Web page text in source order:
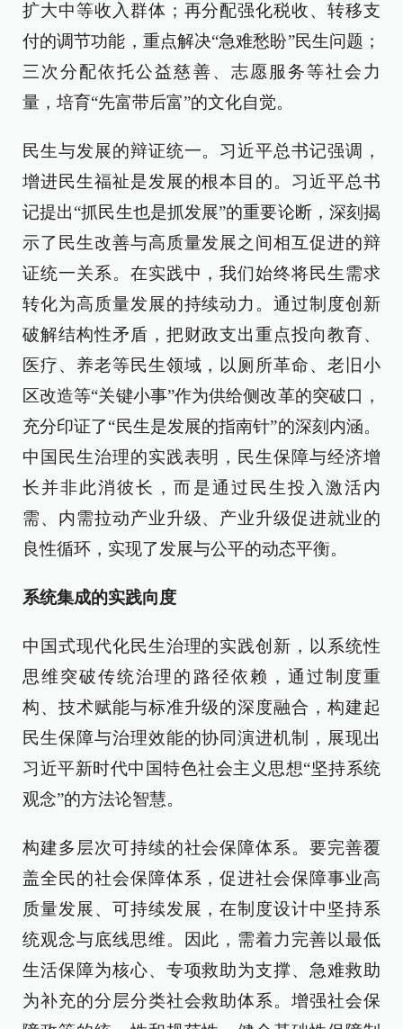
扩大中等收入群体；再分配强化税收、转移支
付的调节功能，重点解决“急难愁盼”民生问题；
三次分配依托公益慈善、志愿服务等社会力
量，培育“先富带后富”的文化自觉。
民生与发展的辩证统一。习近平总书记强调，
增进民生福祉是发展的根本目的。习近平总书
记提出“抓民生也是抓发展”的重要论断，深刻揭
示了民生改善与高质量发展之间相互促进的辩
证统一关系。在实践中，我们始终将民生需求
转化为高质量发展的持续动力。通过制度创新
破解结构性矛盾，把财政支出重点投向教育、
医疗、养老等民生领域，以厕所革命、老旧小
区改造等“关键小事”作为供给侧改革的突破口，
充分印证了“民生是发展的指南针”的深刻内涵。
中国民生治理的实践表明，民生保障与经济增
长并非此消彼长，而是通过民生投入激活内
需、内需拉动产业升级、产业升级促进就业的
良性循环，实现了发展与公平的动态平衡。
系统集成的实践向度
中国式现代化民生治理的实践创新，以系统性
思维突破传统治理的路径依赖，通过制度重
构、技术赋能与标准升级的深度融合，构建起
民生保障与治理效能的协同演进机制，展现出
习近平新时代中国特色社会主义思想“坚持系统
观念”的方法论智慧。
构建多层次可持续的社会保障体系。要完善覆
盖全民的社会保障体系，促进社会保障事业高
质量发展、可持续发展，在制度设计中坚持系
统观念与底线思维。因此，需着力完善以最低
生活保障为核心、专项救助为支撑、急难救助
为补充的分层分类社会救助体系。增强社会保